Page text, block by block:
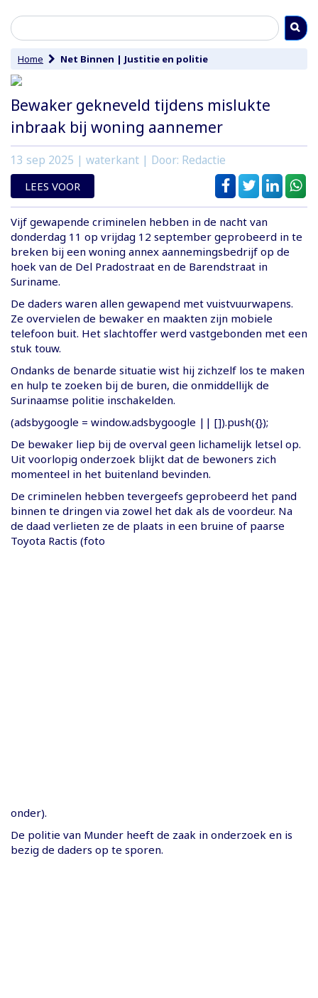
Home Net Binnen | Justitie en politie
Bewaker gekneveld tijdens mislukte
inbraak bij woning aannemer
13 sep 2025 | waterkant | Door: Redactie
LEES VOOR
Vijf gewapende criminelen hebben in de nacht van
donderdag 11 op vrijdag 12 september geprobeerd in te
breken bij een woning annex aannemingsbedrijf op de
hoek van de Del Pradostraat en de Barendstraat in
Suriname.
De daders waren allen gewapend met vuistvuurwapens.
Ze overvielen de bewaker en maakten zijn mobiele
telefoon buit. Het slachtoffer werd vastgebonden met een
stuk touw.
Ondanks de benarde situatie wist hij zichzelf los te maken
en hulp te zoeken bij de buren, die onmiddellijk de
Surinaamse politie inschakelden.
(adsbygoogle = window.adsbygoogle || []).push({});
De bewaker liep bij de overval geen lichamelijk letsel op.
Uit voorlopig onderzoek blijkt dat de bewoners zich
momenteel in het buitenland bevinden.
De criminelen hebben tevergeefs geprobeerd het pand
binnen te dringen via zowel het dak als de voordeur. Na
de daad verlieten ze de plaats in een bruine of paarse
Toyota Ractis (foto
onder).
De politie van Munder heeft de zaak in onderzoek en is
bezig de daders op te sporen.